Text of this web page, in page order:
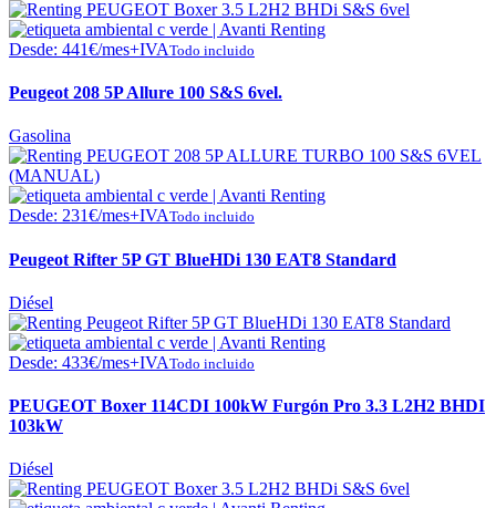
Desde: 441€/mes+IVATodo incluido
Peugeot 208 5P Allure 100 S&S 6vel.
Gasolina
Desde: 231€/mes+IVATodo incluido
Peugeot Rifter 5P GT BlueHDi 130 EAT8 Standard
Diésel
Desde: 433€/mes+IVATodo incluido
PEUGEOT Boxer 114CDI 100kW Furgón Pro 3.3 L2H2 BHDI
103kW
Diésel